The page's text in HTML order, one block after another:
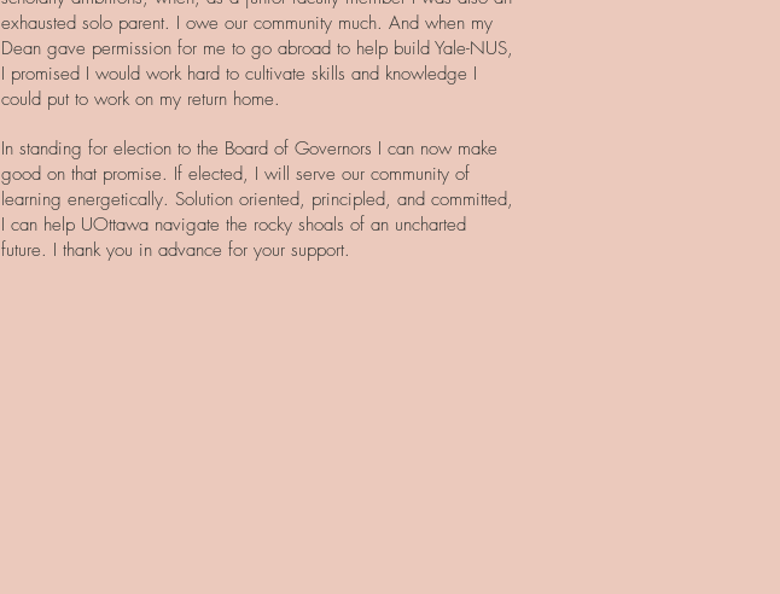
exhausted solo parent. I owe our community much. And when my
Dean gave permission for me to go abroad to help build Yale-NUS,
I promised I would work hard to cultivate skills and knowledge I
could put to work on my return home.
In standing for election to the Board of Governors I can now make
good on that promise. If elected, I will serve our community of
learning energetically. Solution oriented, principled, and committed,
I can help UOttawa navigate the rocky shoals of an uncharted
future. I thank you in advance for your support.